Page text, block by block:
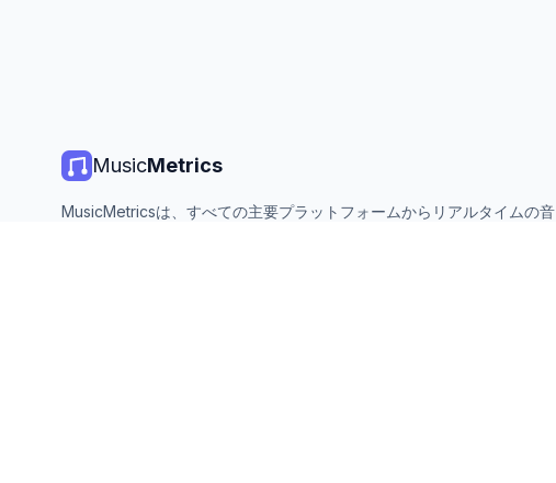
MusicMetrics
MusicMetricsは、すべての主要プラットフォームからリアルタイムの音